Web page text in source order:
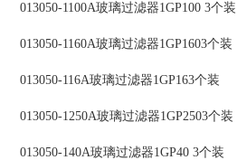
013050-1100A玻璃过滤器1GP100 3个装
013050-1160A玻璃过滤器1GP1603个装
013050-116A玻璃过滤器1GP163个装
013050-1250A玻璃过滤器1GP2503个装
013050-140A玻璃过滤器1GP40 3个装